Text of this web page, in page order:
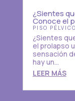
¿Sientes
Conoce el
PISO PÉLVICO
¿Sientes
el prolapso
sensación
hay un...
LEER MÁS